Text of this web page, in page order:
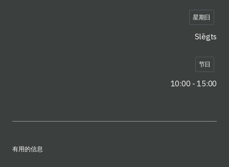
星期日
Slēgts
节日
10:00 - 15:00
有用的信息